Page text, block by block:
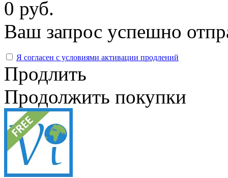
0 руб.
Ваш запрос успешно
Я согласен с условиями активации продлений
Продлить
Продолжить покупки